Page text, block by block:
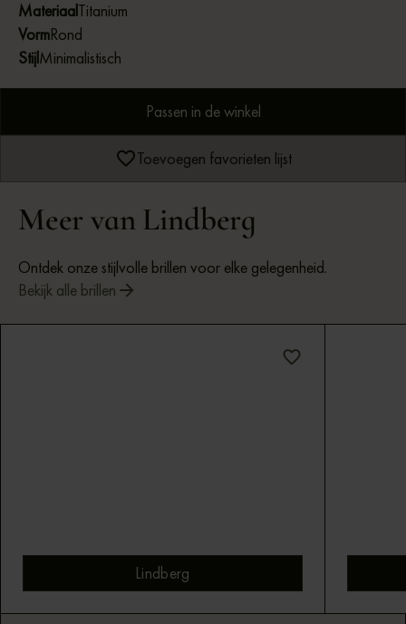
MateriaalTitanium
VormRond
StijlMinimalistisch
Passen in de winkel
Toevoegen favorieten lijst
Meer van Lindberg
Ontdek onze stijlvolle brillen voor elke gelegenheid.
Bekijk alle brillen
Lindberg
Bekijk montuur